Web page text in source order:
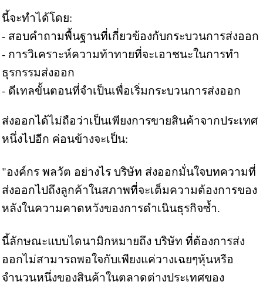
นี้จะทำได้โดย:
- สอบคำถามพื้นฐานที่เกี่ยวข้องกับกระบวนการส่งออก
- การวิเคราะห์ความท้าทายที่จะเอาชนะในการทำ
ธุรกรรมส่งออก
- ดีเทลขั้นตอนที่จำเป็นเพื่อเริ่มกระบวนการส่งออก
ส่งออกได้ไม่ถือว่าเป็นเพียงการขายสินค้าจากประเทศ
หนึ่งไปอีก ค่อนข้างจะเป็น:
"องค์กร พลวัต อย่างไร บริษัท ส่งออกมั่นใจบทความที่
ส่งออกไปถึงลูกค้าในสภาพที่จะเต็มความต้องการของ
หลังในความคาดหวังของการดำเนินธุรกิจซ้ำ.
นี้ลักษณะแบบไดนามิกหมายถึง บริษัท ที่ต้องการส่ง
ออกไม่สามารถพอใจกับเพียงแค่วางเฉยๆหุ้นหรือ
จำนวนหนึ่งของสินค้าในตลาดต่างประเทศของ